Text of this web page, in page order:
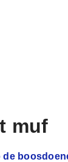
muf
de